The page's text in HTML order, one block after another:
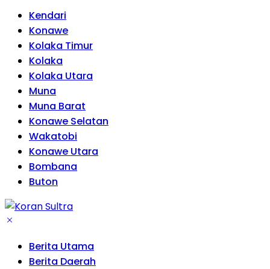
Kendari
Konawe
Kolaka Timur
Kolaka
Kolaka Utara
Muna
Muna Barat
Konawe Selatan
Wakatobi
Konawe Utara
Bombana
Buton
Berita Utama
Berita Daerah